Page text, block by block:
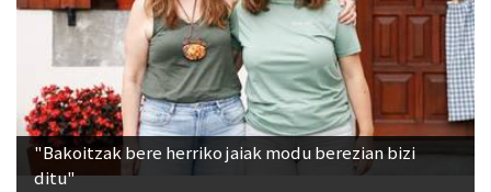
"Bakoitzak bere herriko jaiak modu berezian bizi
ditu"